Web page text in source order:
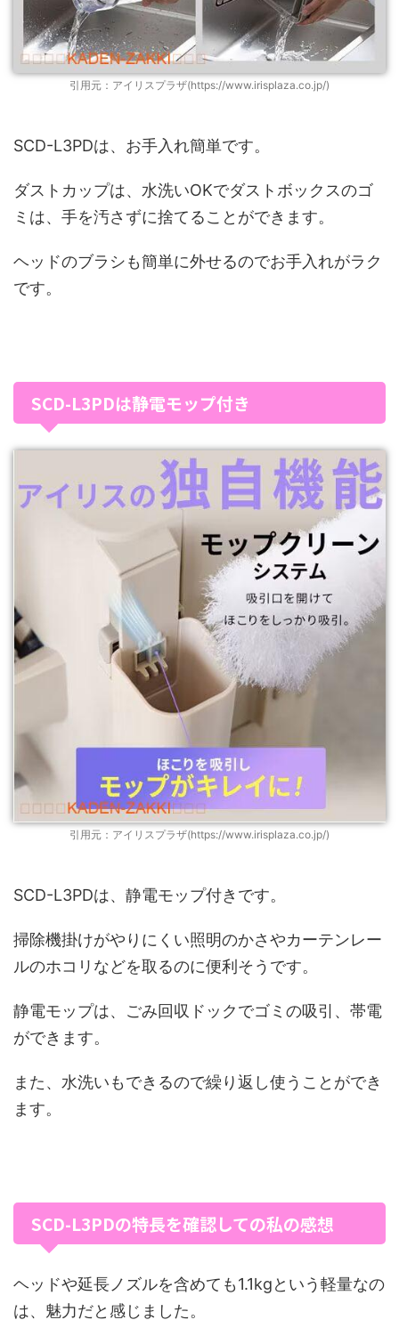
引用元：アイリスプラザ(https://www.irisplaza.co.jp/)
SCD-L3PDは、お手入れ簡単です。
ダストカップは、水洗いOKでダストボックスのゴ
ミは、手を汚さずに捨てることができます。
ヘッドのブラシも簡単に外せるのでお手入れがラク
です。
SCD-L3PDは静電モップ付き
引用元：アイリスプラザ(https://www.irisplaza.co.jp/)
SCD-L3PDは、静電モップ付きです。
掃除機掛けがやりにくい照明のかさやカーテンレー
ルのホコリなどを取るのに便利そうです。
静電モップは、ごみ回収ドックでゴミの吸引、帯電
ができます。
また、水洗いもできるので繰り返し使うことができ
ます。
SCD-L3PDの特長を確認しての私の感想
ヘッドや延長ノズルを含めても1.1kgという軽量なの
は、魅力だと感じました。